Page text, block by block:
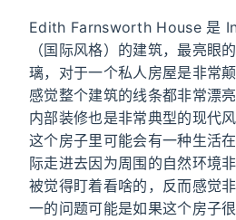
Edith Farnsworth House 是
（国际风格）的建筑，最亮眼
璃，对于一个私人房屋是非常
感觉整个建筑的线条都非常漂
内部装修也是非常典型的现代
这个房子里可能会有一种生活
际走进去因为周围的自然环境
被觉得盯着看啥的，反而感觉
一的问题可能是如果这个房子